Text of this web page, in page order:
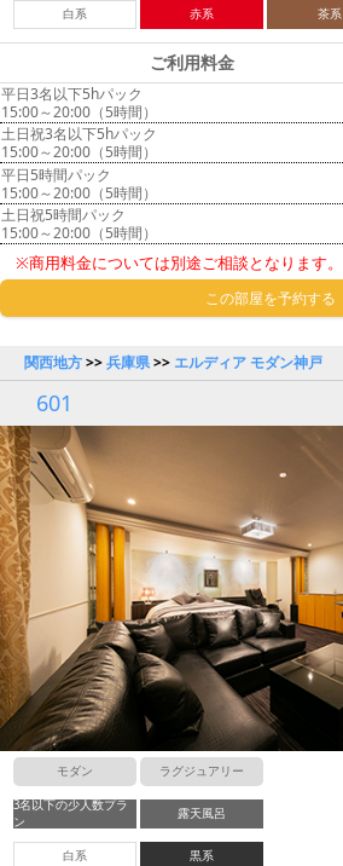
白系 赤系 茶系
ご利用料金
平日3名以下5hパック
15:00～20:00（5時間）
土日祝3名以下5hパック
15:00～20:00（5時間）
平日5時間パック
15:00～20:00（5時間）
土日祝5時間パック
15:00～20:00（5時間）
※商用料金については別途ご相談となります。
この部屋を予約する
関西地方>>兵庫県>> エルディア モダン神戸
601
モダン ラグジュアリー
3名以下の少人数プラ
ン
露天風呂
白系 黒系